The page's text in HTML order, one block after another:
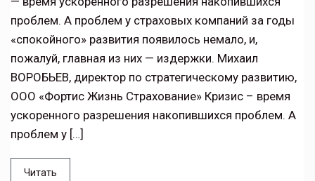
проблем. А проблем у страховых компаний за годы
«спокойного» развития появилось немало, и,
пожалуй, главная из них — издержки. Михаил
ВОРОБЬЕВ, директор по стратегическому развитию,
ООО «Фортис Жизнь Страхование» Кризис – время
ускоренного разрешения накопившихся проблем. А
проблем у […]
Читать